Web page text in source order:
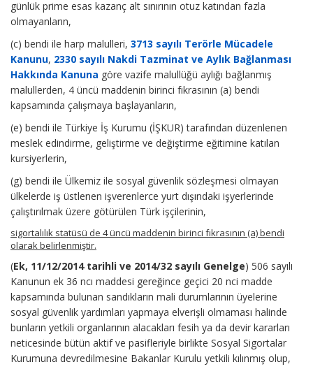
günlük prime esas kazanç alt sınırının otuz katından fazla
olmayanların,
(c) bendi ile harp malulleri, 3713 sayılı Terörle Mücadele
Kanunu, 2330 sayılı Nakdi Tazminat ve Aylık Bağlanması
Hakkında Kanuna göre vazife malullüğü aylığı bağlanmış
malullerden, 4 üncü maddenin birinci fıkrasının (a) bendi
kapsamında çalışmaya başlayanların,
(e) bendi ile Türkiye İş Kurumu (İŞKUR) tarafından düzenlenen
meslek edindirme, geliştirme ve değiştirme eğitimine katılan
kursiyerlerin,
(g) bendi ile Ülkemiz ile sosyal güvenlik sözleşmesi olmayan
ülkelerde iş üstlenen işverenlerce yurt dışındaki işyerlerinde
çalıştırılmak üzere götürülen Türk işçilerinin,
sigortalılık statüsü de 4 üncü maddenin birinci fıkrasının (a) bendi
olarak belirlenmiştir.
(Ek, 11/12/2014 tarihli ve 2014/32 sayılı Genelge) 506 sayılı
Kanunun ek 36 ncı maddesi gereğince geçici 20 nci madde
kapsamında bulunan sandıkların mali durumlarının üyelerine
sosyal güvenlik yardımları yapmaya elverişli olmaması halinde
bunların yetkili organlarının alacakları fesih ya da devir kararları
neticesinde bütün aktif ve pasifleriyle birlikte Sosyal Sigortalar
Kurumuna devredilmesine Bakanlar Kurulu yetkili kılınmış olup,